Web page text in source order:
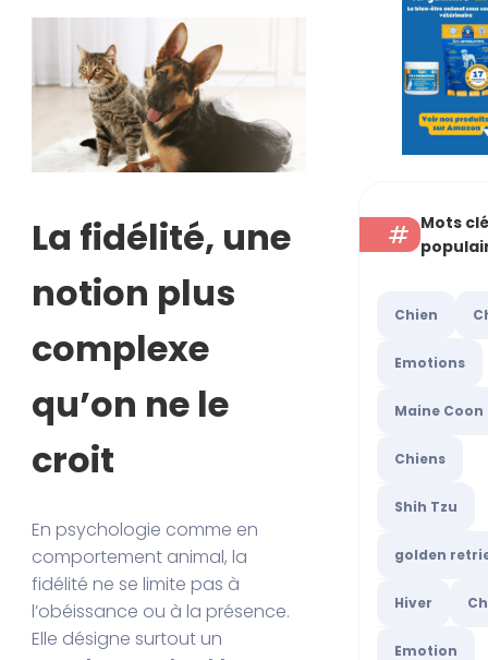
La fidélité, une
notion plus
complexe
qu’on ne le
croit
En psychologie comme en
comportement animal, la
fidélité ne se limite pas à
l’obéissance ou à la présence.
Elle désigne surtout un
Mots
Chien
Emotions
Maine Coon
Chiens
Shih Tzu
golden
Hiver
Emotion